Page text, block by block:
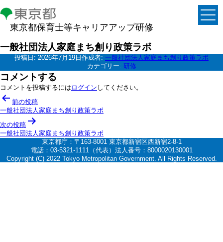
東京都保育士等キャリアアップ研修
一般社団法人家庭まち創り政策ラボ
投稿日: 2026年7月19日 作成者: 一般社団法人家庭まち創り政策ラボ
カテゴリー: 研修
コメントする
コメントを投稿するには ログイン してください。
投
稿
ナ
ビ
ー
前の投稿
一般社団法人家庭まち創り政策ラボ
次の投稿
一般社団法人家庭まち創り政策ラボ
東京都庁：〒163-8001 東京都新宿区西新宿2-8-1
電話：03-5321-1111（代表）法人番号：8000020130001
Copyright (C) 2022 Tokyo Metropolitan Government. All Rights Reserved.